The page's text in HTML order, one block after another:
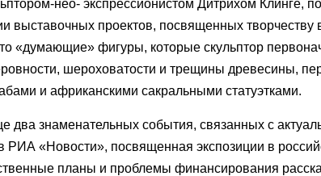
нео- экспрессионистом Дитрихом Клинге,
выставочных проектов, посвященных творчеству
«думающие» фигуры, которые скульптор
шероховатости и трещины древесины,
и африканскими сакральными статуэтками.
два знаменательных события, связанных с
«Новости», посвященная экспозиции в
планы и проблемы финансирования